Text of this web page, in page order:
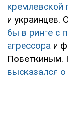
кремлевской
и украинцев.
бы в ринге с
агрессора и
Поветкиным.
высказался о